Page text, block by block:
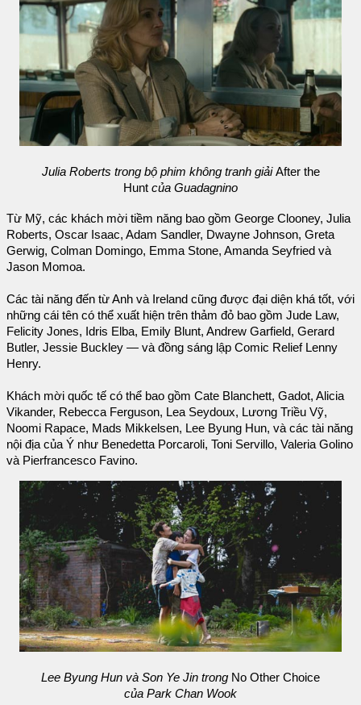
Julia Roberts trong bộ phim không tranh giảiAfter the
Hunt của Guadagnino
Từ Mỹ, các khách mời tiềm năng bao gồm George Clooney, Julia
Roberts, Oscar Isaac, Adam Sandler, Dwayne Johnson, Greta
Gerwig, Colman Domingo, Emma Stone, Amanda Seyfried và
Jason Momoa.
Các tài năng đến từ Anh và Ireland cũng được đại diện khá tốt, với
những cái tên có thể xuất hiện trên thảm đỏ bao gồm Jude Law,
Felicity Jones, Idris Elba, Emily Blunt, Andrew Garfield, Gerard
Butler, Jessie Buckley — và đồng sáng lập Comic Relief Lenny
Henry.
Khách mời quốc tế có thể bao gồm Cate Blanchett, Gadot, Alicia
Vikander, Rebecca Ferguson, Lea Seydoux, Lương Triều Vỹ,
Noomi Rapace, Mads Mikkelsen, Lee Byung Hun, và các tài năng
nội địa của Ý như Benedetta Porcaroli, Toni Servillo, Valeria Golino
và Pierfrancesco Favino.
Lee Byung Hun và Son Ye Jin trong No Other Choice
của Park Chan Wook